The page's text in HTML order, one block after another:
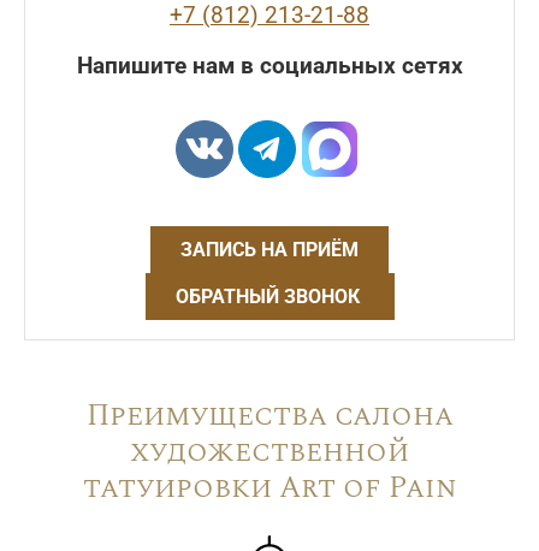
+7 (812) 213-21-88
Напишите нам в социальных сетях
ЗАПИСЬ НА ПРИЁМ
ОБРАТНЫЙ ЗВОНОК
Преимущества салона
художественной
татуировки Art of Pain